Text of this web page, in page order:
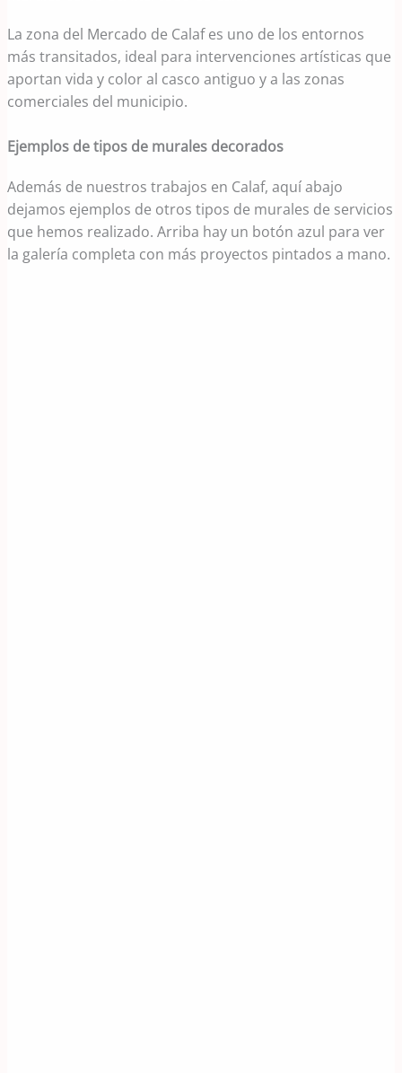
La zona del Mercado de Calaf es uno de los entornos
más transitados, ideal para intervenciones artísticas que
aportan vida y color al casco antiguo y a las zonas
comerciales del municipio.
Ejemplos de tipos de murales decorados
Además de nuestros trabajos en Calaf, aquí abajo
dejamos ejemplos de otros tipos de murales de servicios
que hemos realizado. Arriba hay un botón azul para ver
la galería completa con más proyectos pintados a mano.